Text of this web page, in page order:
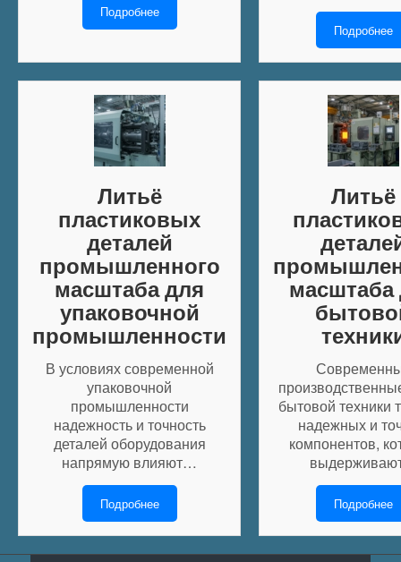
Подробнее
Подробнее
Литьё
пластиковых
деталей
промышленного
масштаба для
упаковочной
промышленности
В условиях современной
упаковочной
промышленности
надежность и точность
деталей оборудования
напрямую влияют…
Подробнее
Литьё
масштаба
бытовой техники
надежных и
компонентов,
Подробнее